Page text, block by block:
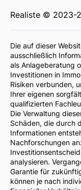
Realiste © 2023-
Die auf dieser
ausschließlich
als Anlageberatung
Investitionen in
Risiken verbunden,
Ihrer eigenen
qualifizierten
Die Verwaltung
Schäden, die durch
Informationen
Nachforschungen
analysieren.
Garantie für
können je nach